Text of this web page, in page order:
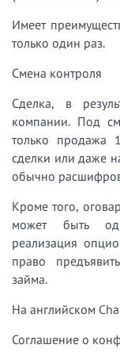
Имеет
только один раз.
Смена контроля
Сделка, в
компании. Под
только продажа
сделки или даже
обычно
Кроме того,
может быть
реализация
право
займа.
На английском
Соглашение о